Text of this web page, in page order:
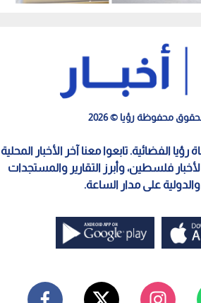
التأمين
مع العراق
محفوظة رؤيا © 2026
رؤيا الفضائية. تابعوا معنا آخر الأخبار المحلية
فلسطين، وأبرز التقارير والمستجدات
والدولية على مدار الساعة.